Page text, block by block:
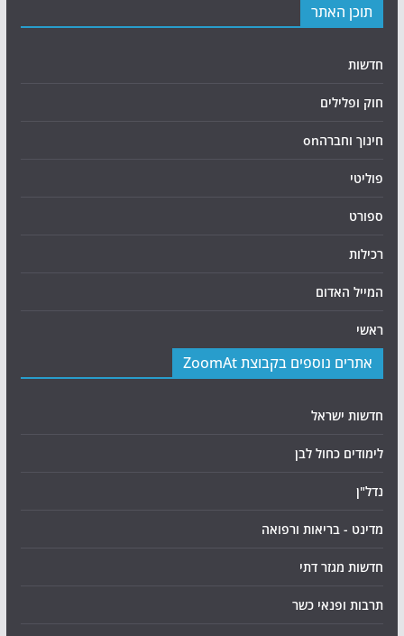
תוכן האתר
חדשות
חוק ופלילים
חינוך וחברהon
פוליטי
ספורט
רכילות
המייל האדום
ראשי
אתרים נוספים בקבוצת ZoomAt
חדשות ישראל
לימודים כחול לבן
נדל"ן
מדינט - בריאות ורפואה
חדשות מגזר דתי
תרבות ופנאי כשר